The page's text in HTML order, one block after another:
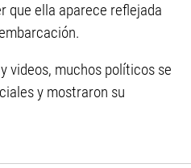
que ella aparece reflejada
videos, muchos políticos se
y mostraron su